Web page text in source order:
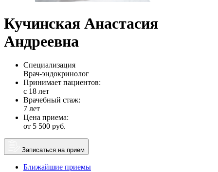
Кучинская Анастасия
Андреевна
Специализация
Врач-эндокринолог
Принимает пациентов:
с 18 лет
Врачебный стаж:
7 лет
Цена приема:
от 5 500 руб.
Записаться на прием
Ближайшие приемы